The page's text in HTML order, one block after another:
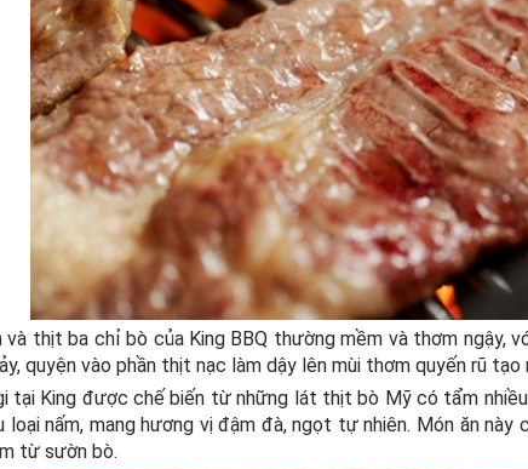
và thịt ba chỉ bò của King BBQ thường mềm và thơm ngậy,
quyện vào phần thịt nạc làm dậy lên mùi thơm quyến rũ
tại King được chế biến từ những lát thịt bò Mỹ có tẩm
loại nấm, mang hương vị đậm đà, ngọt tự nhiên. Món ăn
từ sườn bò.